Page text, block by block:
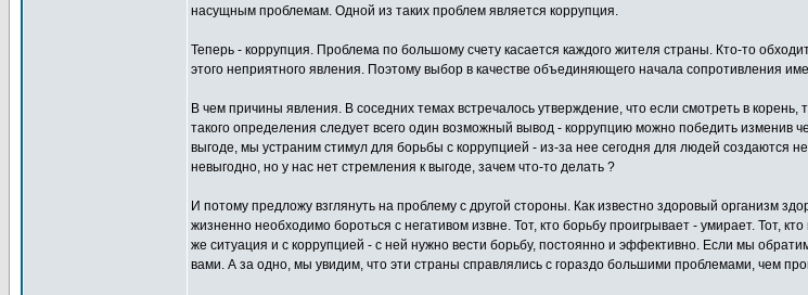
насущным проблемам. Одной из таких проблем является коррупция.
Теперь - коррупция. Проблема по большому счету касается каждого жителя страны. Кто-то
этого неприятного явления. Поэтому выбор в качестве объединяющего начала сопротивления
В чем причины явления. В соседних темах встречалось утверждение, что если смотреть в
такого определения следует всего один возможный вывод - коррупцию можно победить изменив
выгоде, мы устраним стимул для борьбы с коррупцией - из-за нее сегодня для людей создаются
невыгодно, но у нас нет стремления к выгоде, зачем что-то делать ?
И потому предложу взглянуть на проблему с другой стороны. Как известно здоровый организм
жизненно необходимо бороться с негативом извне. Тот, кто борьбу проигрывает - умирает. Тот,
же ситуация и с коррупцией - с ней нужно вести борьбу, постоянно и эффективно. Если мы
вами. А за одно, мы увидим, что эти страны справлялись с гораздо большими проблемами, чем